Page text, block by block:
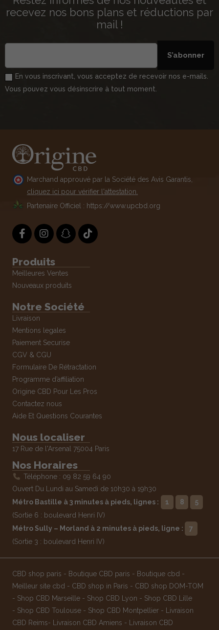
recevez nos bons plans et réductions par
mail !
S’abonner
En vous inscrivant, vous acceptez de recevoir nos e-mails.
Vous pouvez vous désinscrire à tout moment.
Marchand approuvé par la Société des Avis Garantis,
cliquez ici pour vérifier l'attestation.
Partenaire Officiel : https://www.upcbd.org
Produits
Meilleures Ventes
Nouveaux produits
Notre Société
Livraison
Mentions legales
Paiement Securise
CGV & CGU
Formulaire De Rétractation
Programme d’affiliation
Origine CBD Pour Les Pros
Contactez nous
Aide Et Questions Courantes
Nous localiser
17 Rue de l'Arsenal 75004 Paris
Nos Horaires
Téléphone : 09 82 59 64 90
Ouvert Du Lundi au Samedi de 10h30 à 19h30
Métro Bastille à 3 minutes à pieds, lignes :
1 8
5
(Sortie 6 : boulevard Henri IV)
Métro Sully – Morland à 2 minutes à pieds, ligne :
7
(Sortie 3 : boulevard Henri IV)
CBD shop paris - Boutique CBD paris - Boutique cbd -
Meilleur site cbd - CBD shop in Paris - CBD shop DOM-TOM
- Shop CBD Marseille - Shop CBD Lyon - Shop CBD Lille
- Shop CBD Toulouse - Shop CBD Montpellier -
Livraison
CBD Reims- Livraison CBD Amiens -
Livraison CBD